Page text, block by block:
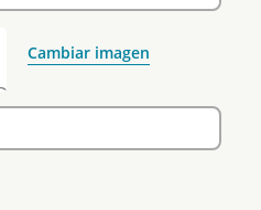
Cambiar imagen